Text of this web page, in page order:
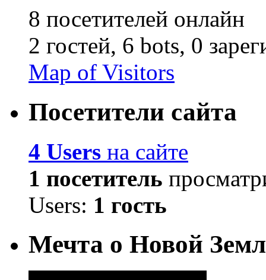
8 посетителей онлайн
2 гостей, 6 bots, 0
Map of Visitors
Посетители сайта
4 Users на сайте
1 посетитель
Users: 1 гость
Мечта о Новой